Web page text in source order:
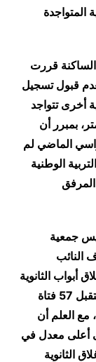
المتواجدة
قررت
قبول تسجيل
أخرى تتواجد
تبعد عنهم ب33 كيلومتر، بمبرر أن
الماضي لم
التربية الوطنية
المرفق
جمعية
النائب
أبواب الثانوية
أمام ابناء المنطقة سيكون تهديدا حقيقيا لمستقبل 57 فتاة
مع العلم أن
أعلى معدل في
الثانوية